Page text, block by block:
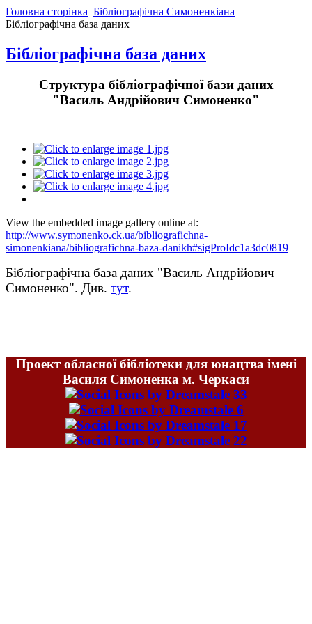
Головна сторінка Бібліографічна Симоненкіана
Бібліографічна база даних
Бібліографічна база даних
Структура бібліографічної бази даних
"Василь Андрійович Симоненко"
View the embedded image gallery online at:
http://www.symonenko.ck.ua/bibliografichna-
simonenkiana/bibliografichna-baza-danikh#sigProIdc1a3dc0819
Бібліографічна база даних "Василь Андрійович
Симоненко". Див. тут.
Проект обласної бібліотеки для юнацтва імені
Василя Симоненка м. Черкаси